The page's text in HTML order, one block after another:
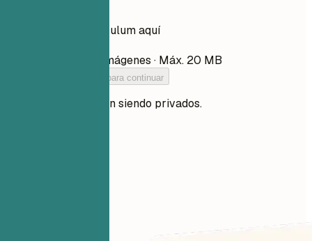
Arrastra tu currículum aquí
PDF, DOCX, TXT e imágenes · Máx. 20 MB
Añade tu currículum para continuar
Tus archivos siguen siendo privados.